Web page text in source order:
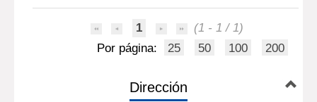
1
(1 - 1 / 1)
Por página:
25 50 100 200
Dirección